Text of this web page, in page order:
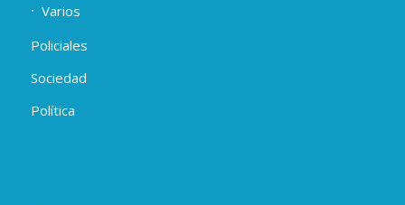
Varios
Policiales
Sociedad
Política